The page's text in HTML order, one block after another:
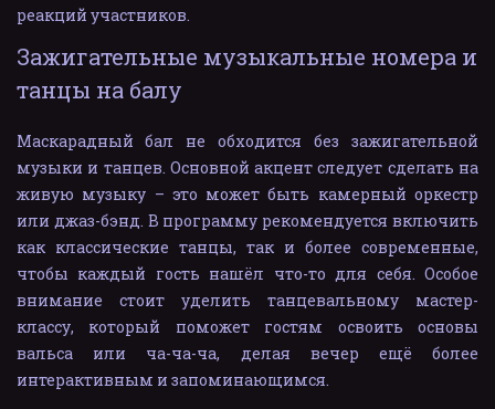
реакций участников.
Зажигательные музыкальные номера и
танцы на балу
Маскарадный бал не обходится без зажигательной
музыки и танцев. Основной акцент следует сделать на
живую музыку – это может быть камерный оркестр
или джаз-бэнд. В программу рекомендуется включить
как классические танцы, так и более современные,
чтобы каждый гость нашёл что-то для себя. Особое
внимание стоит уделить танцевальному мастер-
классу, который поможет гостям освоить основы
вальса или ча-ча-ча, делая вечер ещё более
интерактивным и запоминающимся.